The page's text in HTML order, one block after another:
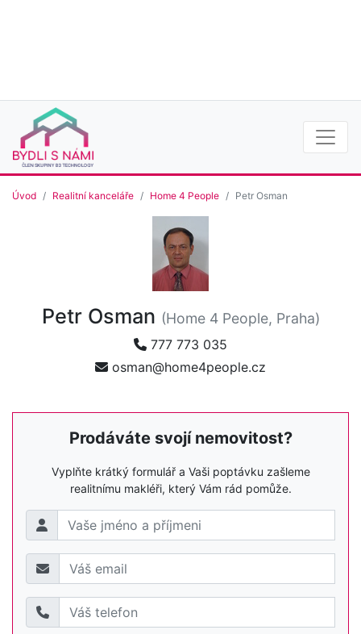
Úvod Realitní kanceláře Home 4 People Petr Osman
Petr Osman (Home 4 People, Praha)
777 773 035
osman@home4people.cz
Prodáváte svojí nemovitost?
Vyplňte krátký formulář a Vaši poptávku zašleme
realitnímu makléři, který Vám rád pomůže.